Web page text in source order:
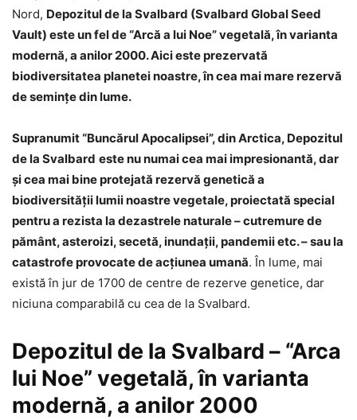
Nord, Depozitul de la Svalbard (Svalbard Global Seed
Vault) este un fel de “Arcă a lui Noe” vegetală, în varianta
modernă, a anilor 2000. Aici este prezervată
biodiversitatea planetei noastre, în cea mai mare rezervă
de seminţe din lume.
Supranumit “Buncărul Apocalipsei”, din Arctica, Depozitul
de la Svalbard este nu numai cea mai impresionantă, dar
şi cea mai bine protejată rezervă genetică a
biodiversităţii lumii noastre vegetale, proiectată special
pentru a rezista la dezastrele naturale – cutremure de
pământ, asteroizi, secetă, inundaţii, pandemii etc. – sau la
catastrofe provocate de acţiunea umană. În lume, mai
există în jur de 1700 de centre de rezerve genetice, dar
niciuna comparabilă cu cea de la Svalbard.
Depozitul de la Svalbard – “Arca
lui Noe” vegetală, în varianta
modernă, a anilor 2000